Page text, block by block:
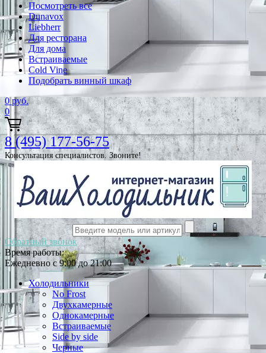
Посмотреть все
Dunavox
Liebherr
Для ресторана
Для дома
Встраиваемые
Cold Vine
Подобрать винный шкаф
0 руб.
0
8 (495) 177-56-75
Консультация специалистов. Звоните!
Обратный звонок
Время работы:
Ежедневно с 9:00 до 21:00
Холодильники
No Frost
Двухкамерные
Однокамерные
Встраиваемые
Side by side
Черные